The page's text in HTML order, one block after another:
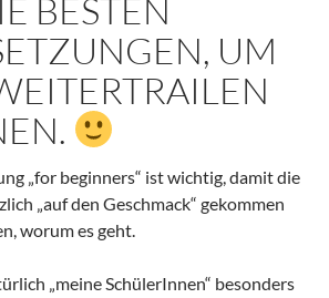
BESTEN
UM
„for beginners“ ist wichtig, damit die
„auf den Geschmack“ gekommen
worum es geht.
„meine SchülerInnen“ besonders